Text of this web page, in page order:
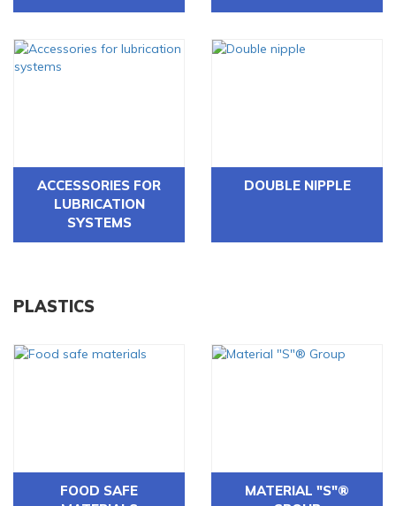
ACCESSORIES FOR
LUBRICATION
SYSTEMS
DOUBLE NIPPLE
PLASTICS
FOOD SAFE
MATERIAL "S"®